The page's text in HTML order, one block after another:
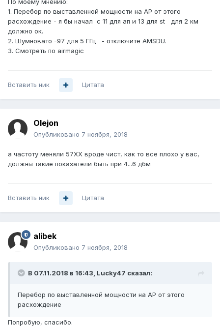
1. Перебор по выставленной мощности на AP от этого
расхождение - я бы начал с 11 для ап и 13 для st для 2 км
должно ок.
2. Шумновато -97 для 5 ГГц - отключите AMSDU.
3. Смотреть по airmagic
Вставить ник Цитата
Olejon
Опубликовано 7 ноября, 2018
а частоту меняли 57ХХ вроде чист, как то все плохо у вас,
должны такие показатели быть при 4...6 дбм
Вставить ник Цитата
alibek
Опубликовано 7 ноября, 2018
В 07.11.2018 в 16:43, Lucky47 сказал:
Перебор по выставленной мощности на AP от этого
расхождение
Попробую, спасибо.